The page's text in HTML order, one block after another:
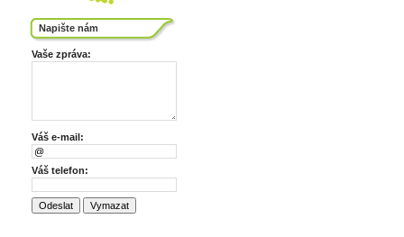
Napište nám
Vaše zpráva:
Váš e-mail:
Váš telefon: